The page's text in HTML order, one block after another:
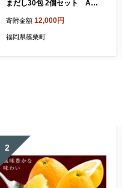
まだし30包 2個セット AZ0
寄附金額 12,000円
福岡県篠栗町
2